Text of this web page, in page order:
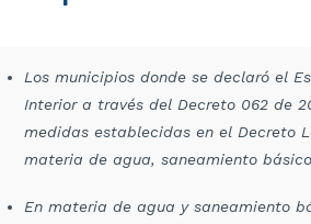
Los municipios donde se declaró el
Interior a través del Decreto 062 de
medidas establecidas en el Decreto
materia de agua, saneamiento
En materia de agua y saneamiento